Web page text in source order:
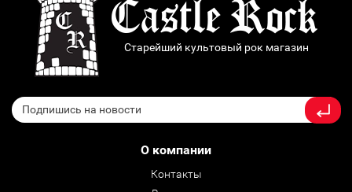
Старейший культовый рок магазин
О компании
Контакты